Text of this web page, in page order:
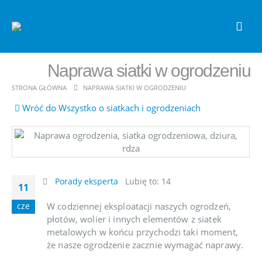
Naprawa siatki w ogrodzeniu
STRONA GŁÓWNA NAPRAWA SIATKI W OGRODZENIU
Wróć do Wszystko o siatkach i ogrodzeniach
11
cze
Porady eksperta Lubię to: 14
W codziennej eksploatacji naszych ogrodzeń,
płotów, wolier i innych elementów z siatek
metalowych w końcu przychodzi taki moment,
że nasze ogrodzenie zacznie wymagać naprawy.